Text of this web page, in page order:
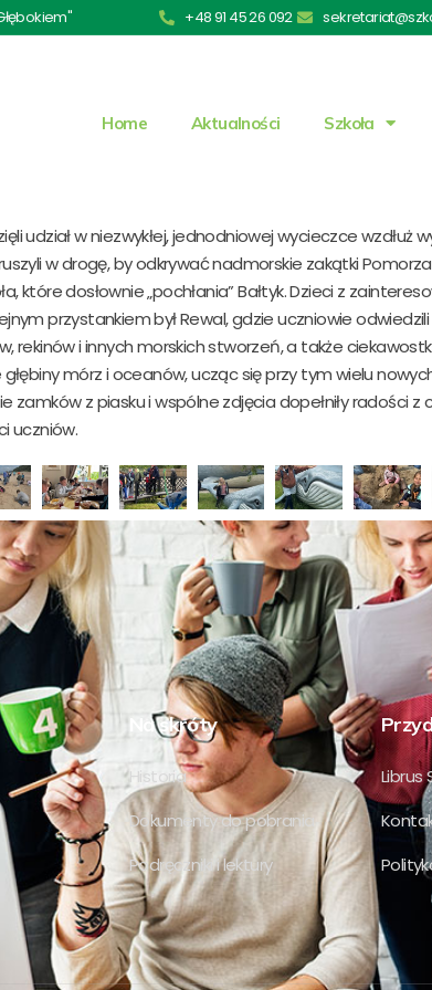
+48 91 45 26 092
Home Aktualności Szkoła
udział w niezwykłej, jednodniowej wycieczce
w drogę, by odkrywać nadmorskie zakątki
które dosłownie „pochłania” Bałtyk. Dzieci z
przystankiem był Rewal, gdzie uczniowie
i innych morskich stworzeń, a także
mórz i oceanów, ucząc się przy tym wielu
z piasku i wspólne zdjęcia dopełniły radości z
uczniów.
Na skróty
Historia
Dokumenty do pobrania
Podręczniki i lektury
Librus